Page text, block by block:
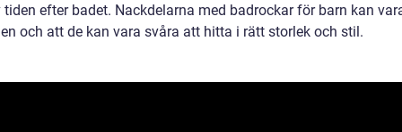
efter badet. Nackdelarna med badrockar för barn kan
och att de kan vara svåra att hitta i rätt storlek och stil.